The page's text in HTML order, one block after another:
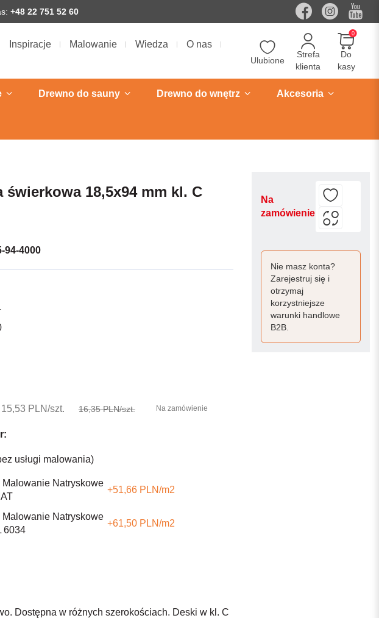
+48 22 751 52 60
Inspiracje Malowanie Wiedza
O nas
Ulubione
Strefa
klienta
0
Do
kasy
Drewno do sauny Drewno do wnętrz Akcesoria
świerkowa 18,5x94 mm kl. C
94-4000
15,53 PLN/szt. 16,35 PLN/szt. Na zamówienie
usługi malowania)
Malowanie Natryskowe
+51,66 PLN/m2
Malowanie Natryskowe
6034
+61,50 PLN/m2
Na
zamówienie
Nie masz konta?
Zarejestruj się i
otrzymaj
korzystniejsze
warunki handlowe
B2B.
Dostępna w różnych szerokościach. Deski w kl. C